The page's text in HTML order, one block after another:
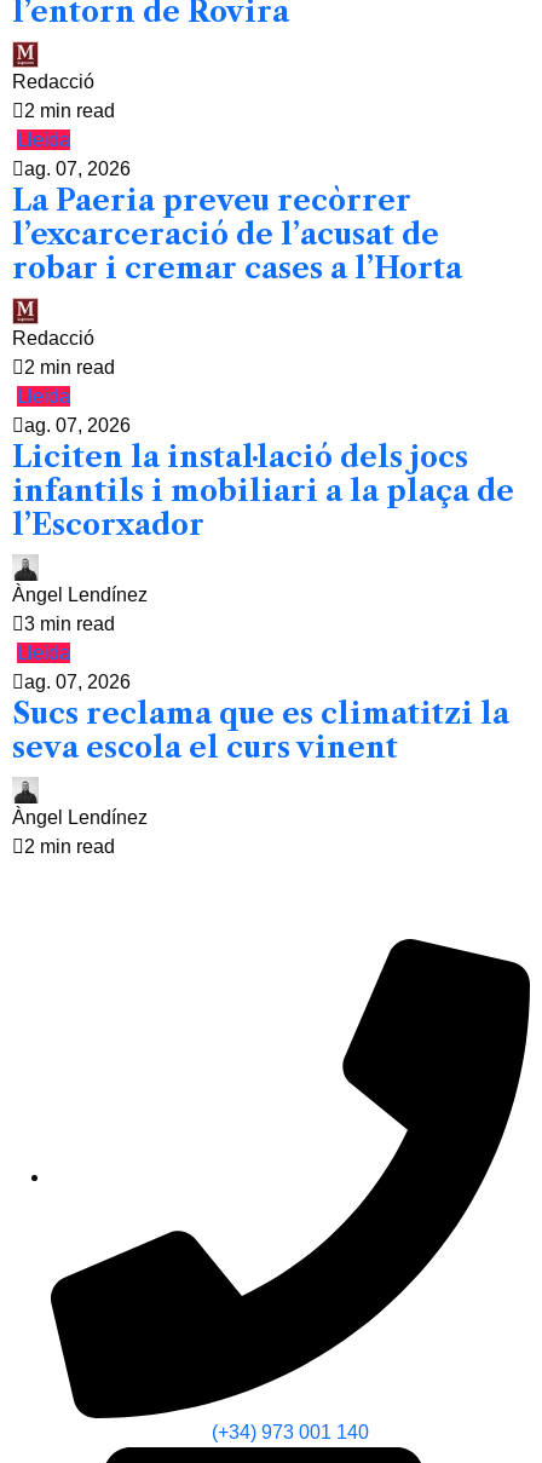
l’entorn de Rovira
Redacció
2 min read
Lleida
ag. 07, 2026
La Paeria preveu recòrrer
l’excarceració de l’acusat de
robar i cremar cases a l’Horta
Redacció
2 min read
Lleida
ag. 07, 2026
Liciten la instal·lació dels jocs
infantils i mobiliari a la plaça de
l’Escorxador
Àngel Lendínez
3 min read
Lleida
ag. 07, 2026
Sucs reclama que es climatitzi la
seva escola el curs vinent
Àngel Lendínez
2 min read
(+34) 973 001 140